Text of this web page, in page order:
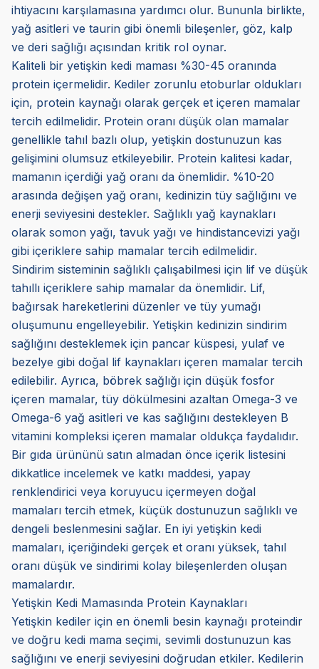
ihtiyacını karşılamasına yardımcı olur. Bununla birlikte,
yağ asitleri ve taurin gibi önemli bileşenler, göz, kalp
ve deri sağlığı açısından kritik rol oynar.
Kaliteli bir yetişkin kedi maması %30-45 oranında
protein içermelidir. Kediler zorunlu etoburlar oldukları
için, protein kaynağı olarak gerçek et içeren mamalar
tercih edilmelidir. Protein oranı düşük olan mamalar
genellikle tahıl bazlı olup, yetişkin dostunuzun kas
gelişimini olumsuz etkileyebilir. Protein kalitesi kadar,
mamanın içerdiği yağ oranı da önemlidir. %10-20
arasında değişen yağ oranı, kedinizin tüy sağlığını ve
enerji seviyesini destekler. Sağlıklı yağ kaynakları
olarak somon yağı, tavuk yağı ve hindistancevizi yağı
gibi içeriklere sahip mamalar tercih edilmelidir.
Sindirim sisteminin sağlıklı çalışabilmesi için lif ve düşük
tahıllı içeriklere sahip mamalar da önemlidir. Lif,
bağırsak hareketlerini düzenler ve tüy yumağı
oluşumunu engelleyebilir. Yetişkin kedinizin sindirim
sağlığını desteklemek için pancar küspesi, yulaf ve
bezelye gibi doğal lif kaynakları içeren mamalar tercih
edilebilir. Ayrıca, böbrek sağlığı için düşük fosfor
içeren mamalar, tüy dökülmesini azaltan Omega-3 ve
Omega-6 yağ asitleri ve kas sağlığını destekleyen B
vitamini kompleksi içeren mamalar oldukça faydalıdır.
Bir gıda ürününü satın almadan önce içerik listesini
dikkatlice incelemek ve katkı maddesi, yapay
renklendirici veya koruyucu içermeyen doğal
mamaları tercih etmek, küçük dostunuzun sağlıklı ve
dengeli beslenmesini sağlar. En iyi yetişkin kedi
mamaları, içeriğindeki gerçek et oranı yüksek, tahıl
oranı düşük ve sindirimi kolay bileşenlerden oluşan
mamalardır.
Yetişkin Kedi Mamasında Protein Kaynakları
Yetişkin kediler için en önemli besin kaynağı proteindir
ve doğru kedi mama seçimi, sevimli dostunuzun kas
sağlığını ve enerji seviyesini doğrudan etkiler. Kedilerin